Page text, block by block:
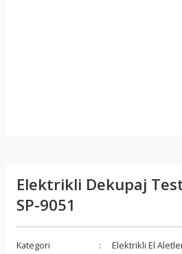
Elektrikli Dekupaj
SP-9051
Kategori
Elektrikli El